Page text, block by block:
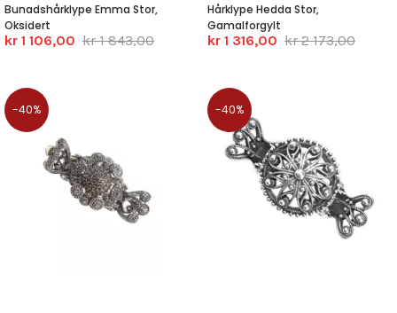
Bunadshårklype Emma Stor,
Oksidert
kr 1 106,00 kr 1 843,00
Hårklype Hedda Stor,
Gamalforgylt
kr 1 316,00 kr 2 173,00
-40% -40%